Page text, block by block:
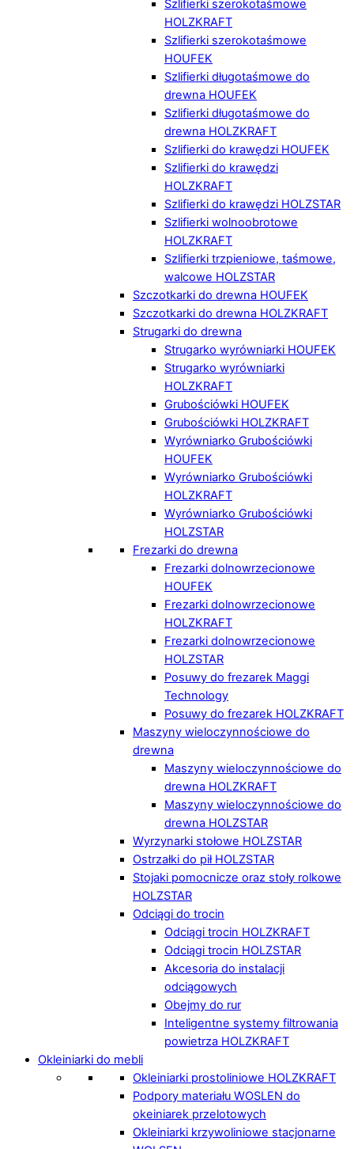
Szlifierki szerokotaśmowe
HOLZKRAFT
Szlifierki szerokotaśmowe
HOUFEK
Szlifierki długotaśmowe do
drewna HOUFEK
Szlifierki długotaśmowe do
drewna HOLZKRAFT
Szlifierki do krawędzi HOUFEK
Szlifierki do krawędzi
HOLZKRAFT
Szlifierki do krawędzi HOLZSTAR
Szlifierki wolnoobrotowe
HOLZKRAFT
Szlifierki trzpieniowe, taśmowe,
walcowe HOLZSTAR
Szczotkarki do drewna HOUFEK
Szczotkarki do drewna HOLZKRAFT
Strugarki do drewna
Strugarko wyrówniarki HOUFEK
Strugarko wyrówniarki
HOLZKRAFT
Grubościówki HOUFEK
Grubościówki HOLZKRAFT
Wyrówniarko Grubościówki
HOUFEK
Wyrówniarko Grubościówki
HOLZKRAFT
Wyrówniarko Grubościówki
HOLZSTAR
Frezarki do drewna
Frezarki dolnowrzecionowe
HOUFEK
Frezarki dolnowrzecionowe
HOLZKRAFT
Frezarki dolnowrzecionowe
HOLZSTAR
Posuwy do frezarek Maggi
Technology
Posuwy do frezarek HOLZKRAFT
Maszyny wieloczynnościowe do
drewna
Maszyny wieloczynnościowe do
drewna HOLZKRAFT
Maszyny wieloczynnościowe do
drewna HOLZSTAR
Wyrzynarki stołowe HOLZSTAR
Ostrzałki do pił HOLZSTAR
Stojaki pomocnicze oraz stoły rolkowe
HOLZSTAR
Odciągi do trocin
Odciągi trocin HOLZKRAFT
Odciągi trocin HOLZSTAR
Akcesoria do instalacji
odciągowych
Obejmy do rur
Inteligentne systemy filtrowania
powietrza HOLZKRAFT
Okleiniarki do mebli
Okleiniarki prostoliniowe HOLZKRAFT
Podpory materiału WOSLEN do
okeiniarek przelotowych
Okleiniarki krzywoliniowe stacjonarne